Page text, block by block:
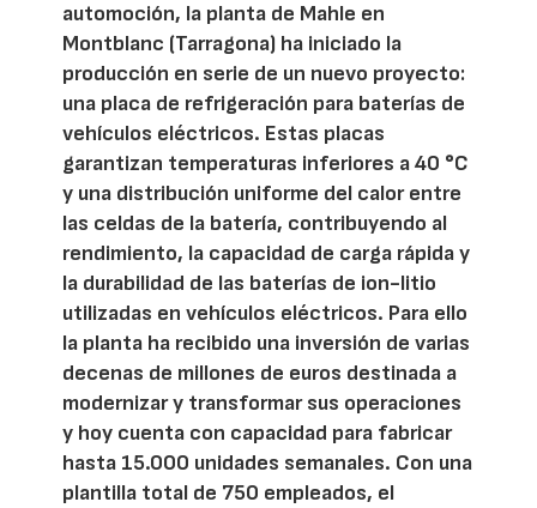
automoción, la planta de Mahle en
Montblanc (Tarragona) ha iniciado la
producción en serie de un nuevo proyecto:
una placa de refrigeración para baterías de
vehículos eléctricos. Estas placas
garantizan temperaturas inferiores a 40 °C
y una distribución uniforme del calor entre
las celdas de la batería, contribuyendo al
rendimiento, la capacidad de carga rápida y
la durabilidad de las baterías de ion-litio
utilizadas en vehículos eléctricos. Para ello
la planta ha recibido una inversión de varias
decenas de millones de euros destinada a
modernizar y transformar sus operaciones
y hoy cuenta con capacidad para fabricar
hasta 15.000 unidades semanales. Con una
plantilla total de 750 empleados, el